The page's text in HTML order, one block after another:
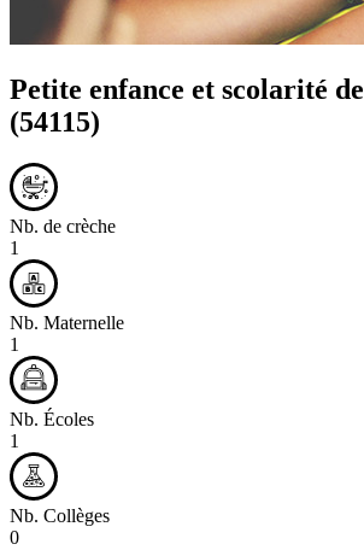
Petite enfance et scolarité de
(54115)
Nb. de crèche
1
Nb. Maternelle
1
Nb. Écoles
1
Nb. Collèges
0